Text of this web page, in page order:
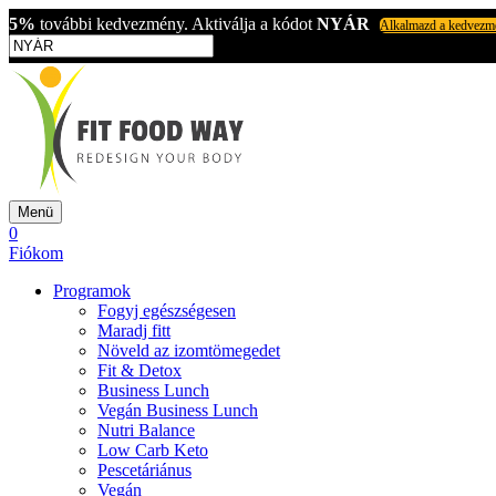
5% további kedvezmény. Aktiválja a kódot NYÁR Alkalmazd a
Menü
0
Fiókom
Programok
Fogyj egészségesen
Maradj fitt
Növeld az izomtömegedet
Fit & Detox
Business Lunch
Vegán Business Lunch
Nutri Balance
Low Carb Keto
Pescetáriánus
Vegán